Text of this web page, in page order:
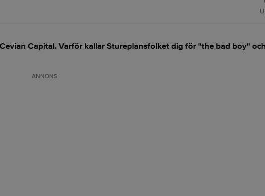
Capital. Varför kallar Stureplansfolket dig för "the bad boy"
ANNONS